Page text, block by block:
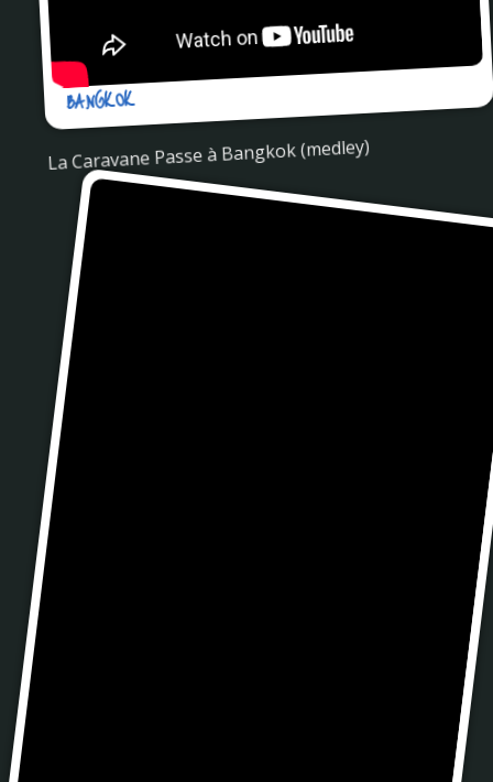
BANGKOK
La Caravane Passe à Bangkok (medley)